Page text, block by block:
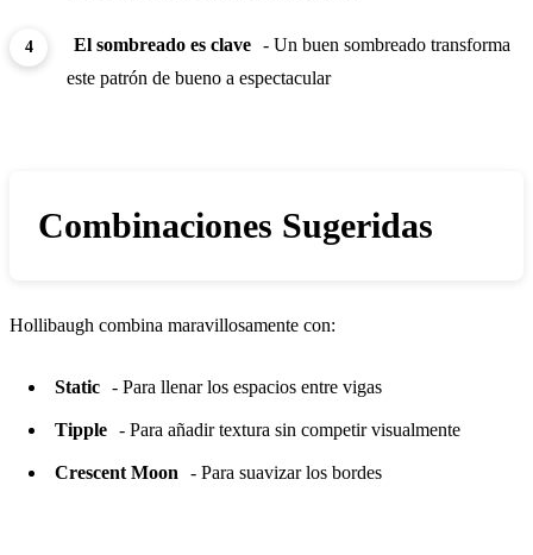
El sombreado es clave - Un buen sombreado transforma
este patrón de bueno a espectacular
Combinaciones Sugeridas
Hollibaugh combina maravillosamente con:
Static - Para llenar los espacios entre vigas
Tipple - Para añadir textura sin competir visualmente
Crescent Moon - Para suavizar los bordes